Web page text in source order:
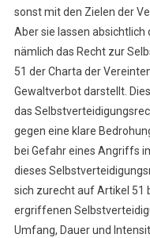
sonst mit den Zielen der
Aber sie lassen
nämlich das Recht zur
51 der Charta der
Gewaltverbot darstellt.
das
gegen eine klare
bei Gefahr eines Angriffs
dieses
sich zurecht auf Artikel 51
ergriffenen
Umfang, Dauer und